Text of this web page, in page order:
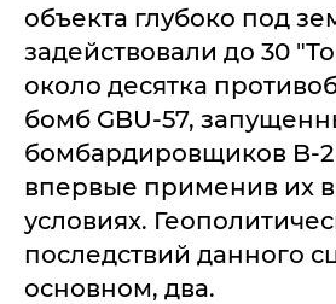
объекта глубоко под
задействовали до 30
около десятка
бомб GBU-57,
бомбардировщиков B-
впервые применив их
условиях.
последствий данного
основном, два.